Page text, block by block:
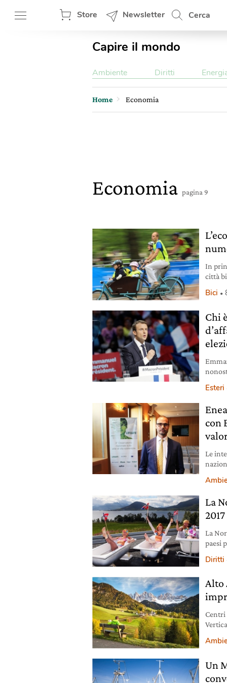
Store Newsletter Cerca
Capire il mondo
Ambiente Diritti
Home Economia
Economia pagina 9
In
città
e
un
Bici
Chi
Esteri
con
Le
La
2017
La
paesi
Diritti
Alto
Centri
Un